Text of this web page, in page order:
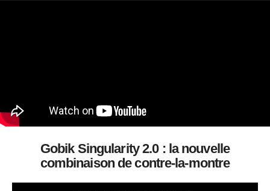
Gobik Singularity 2.0 : la nouvelle
combinaison de contre-la-montre